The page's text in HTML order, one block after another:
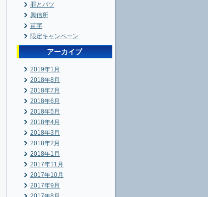
罪とバツ
興信所
苗字
限定キャンペーン
アーカイブ
2019年1月
2018年8月
2018年7月
2018年6月
2018年5月
2018年4月
2018年3月
2018年2月
2018年1月
2017年11月
2017年10月
2017年9月